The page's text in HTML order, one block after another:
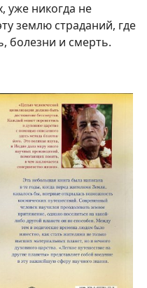
уже никогда не
землю страданий, где
болезни и смерть.